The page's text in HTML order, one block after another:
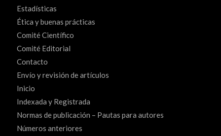
Estadísticas
Ética y buenas prácticas
Comité Científico
Comité Editorial
Contacto
Envío y revisión de artículos
Inicio
Indexada y Registrada
Normas de publicación – Pautas para autores
Números anteriores